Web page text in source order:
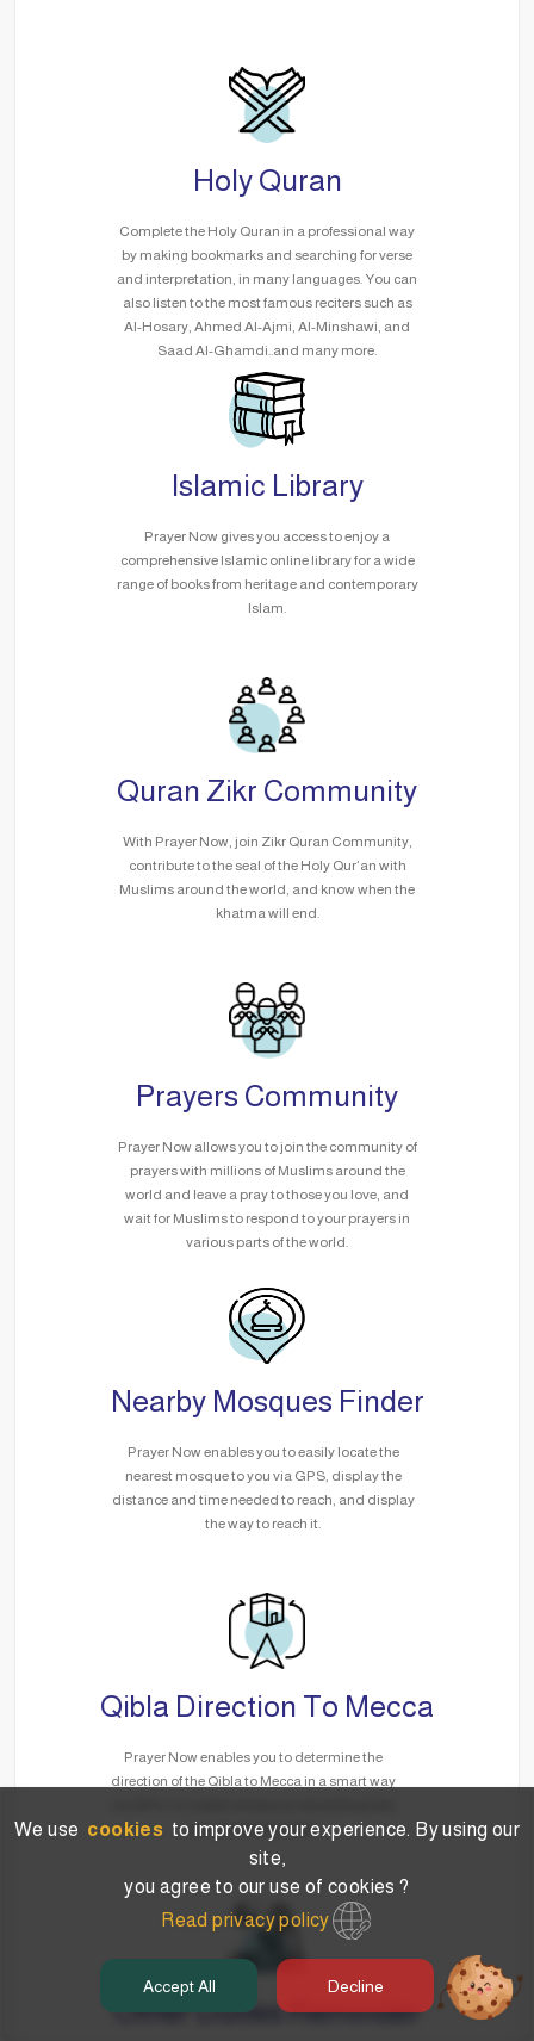
Holy Quran
Complete the Holy Quran in a professional way
by making bookmarks and searching for verse
and interpretation, in many languages. You can
also listen to the most famous reciters such as
Al-Hosary, Ahmed Al-Ajmi, Al-Minshawi, and
Saad Al-Ghamdi..and many more.
Islamic Library
Prayer Now gives you access to enjoy a
comprehensive Islamic online library for a wide
range of books from heritage and contemporary
Islam.
Quran Zikr Community
With Prayer Now, join Zikr Quran Community,
contribute to the seal of the Holy Qur’an with
Muslims around the world, and know when the
khatma will end.
Prayers Community
Prayer Now allows you to join the community of
prayers with millions of Muslims around the
world and leave a pray to those you love, and
wait for Muslims to respond to your prayers in
various parts of the world.
Nearby Mosques Finder
Prayer Now enables you to easily locate the
nearest mosque to you via GPS, display the
distance and time needed to reach, and display
the way to reach it.
Qibla Direction To Mecca
Prayer Now enables you to determine the
direction of the Qibla to Mecca in a smart way
need for the Internet.
Other Duties Reminder
We use cookies to improve your experience. By using our
site,
you agree to our use of cookies ?
Read privacy policy
Accept All Decline